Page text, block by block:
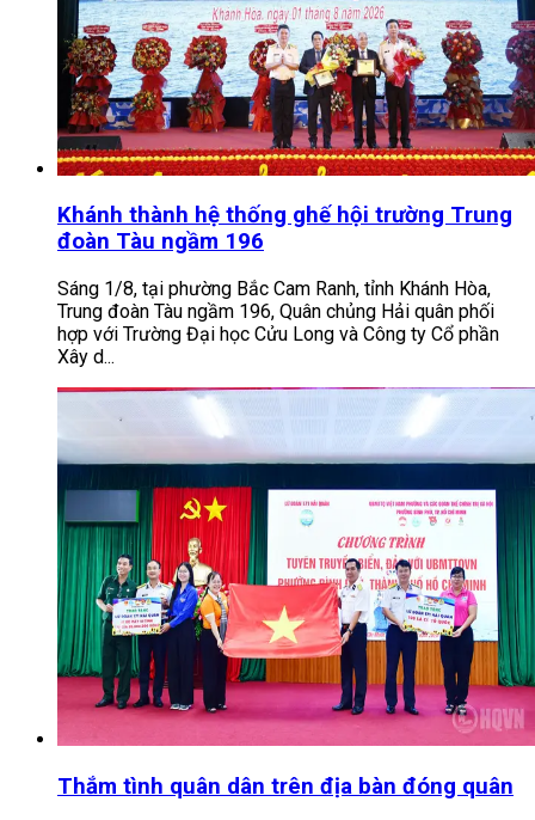
Khánh thành hệ thống ghế hội trường Trung
đoàn Tàu ngầm 196
Sáng 1/8, tại phường Bắc Cam Ranh, tỉnh Khánh Hòa,
Trung đoàn Tàu ngầm 196, Quân chủng Hải quân phối
hợp với Trường Đại học Cửu Long và Công ty Cổ phần
Xây d...
Thắm tình quân dân trên địa bàn đóng quân